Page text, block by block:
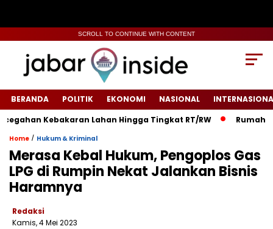
SCROLL TO CONTINUE WITH CONTENT
BERANDA POLITIK EKONOMI NASIONAL
Kebakaran Lahan Hingga Tingkat RT/RW‎
‎Rumah
Home / Hukum & Kriminal
Merasa Kebal Hukum, Pengoplos Gas
LPG di Rumpin Nekat Jalankan Bisnis
Haramnya
Redaksi
Kamis, 4 Mei 2023